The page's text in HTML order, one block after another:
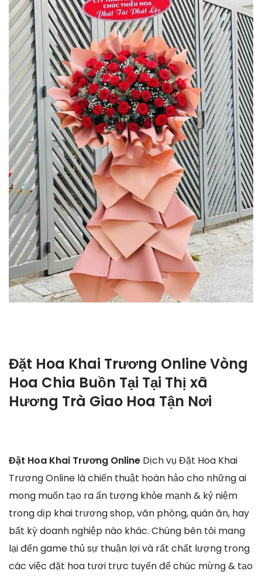
Đặt Hoa Khai Trương Online Vòng
Hoa Chia Buồn Tại Tại Thị xã
Hương Trà Giao Hoa Tận Nơi
Đặt Hoa Khai Trương Online Dịch vụ Đặt Hoa Khai
Trương Online là chiến thuật hoàn hảo cho những ai
mong muốn tạo ra ấn tượng khỏe mạnh & kỷ niệm
trong dịp khai trương shop, văn phòng, quán ăn, hay
bất kỳ doanh nghiệp nào khác. Chúng bên tôi mang
lại đến game thủ sự thuận lợi và rất chất lượng trong
các việc đặt hoa tươi trực tuyến để chúc mừng & tạo